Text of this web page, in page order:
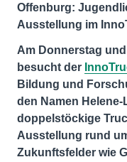
Offenburg:
Ausstellung im
Am Donnerstag
besucht der
Bildung und
den Namen
doppelstöckige
Ausstellung rund
Zukunftsfelder wie